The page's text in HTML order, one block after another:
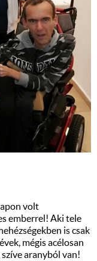
volt
emberrel! Aki tele
is csak
mégis acélosan
aranyból van!